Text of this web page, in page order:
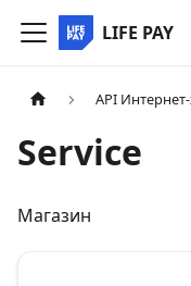
LIFE PAY
API
Service
Магазин